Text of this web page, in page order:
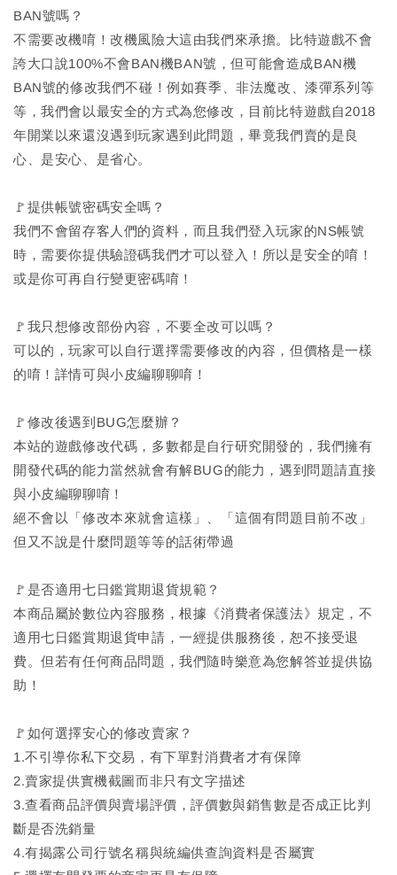
BAN號嗎？
不需要改機唷！改機風險大這由我們來承擔。比特遊戲不會
誇大口說100%不會BAN機BAN號，但可能會造成BAN機
BAN號的修改我們不碰！例如賽季、非法魔改、漆彈系列等
等，我們會以最安全的方式為您修改，目前比特遊戲自2018
年開業以來還沒遇到玩家遇到此問題，畢竟我們賣的是良
心、是安心、是省心。
🚩提供帳號密碼安全嗎？
我們不會留存客人們的資料，而且我們登入玩家的NS帳號
時，需要你提供驗證碼我們才可以登入！所以是安全的唷！
或是你可再自行變更密碼唷！
🚩我只想修改部份內容，不要全改可以嗎？
可以的，玩家可以自行選擇需要修改的內容，但價格是一樣
的唷！詳情可與小皮編聊聊唷！
🚩修改後遇到BUG怎麼辦？
本站的遊戲修改代碼，多數都是自行研究開發的，我們擁有
開發代碼的能力當然就會有解BUG的能力，遇到問題請直接
與小皮編聊聊唷！
絕不會以「修改本來就會這樣」、「這個有問題目前不改」
但又不說是什麼問題等等的話術帶過
🚩是否適用七日鑑賞期退貨規範？
本商品屬於數位內容服務，根據《消費者保護法》規定，不
適用七日鑑賞期退貨申請，一經提供服務後，恕不接受退
費。但若有任何商品問題，我們隨時樂意為您解答並提供協
助！
🚩如何選擇安心的修改賣家？
1.不引導你私下交易，有下單對消費者才有保障
2.賣家提供實機截圖而非只有文字描述
3.查看商品評價與賣場評價，評價數與銷售數是否成正比判
斷是否洗銷量
4.有揭露公司行號名稱與統編供查詢資料是否屬實